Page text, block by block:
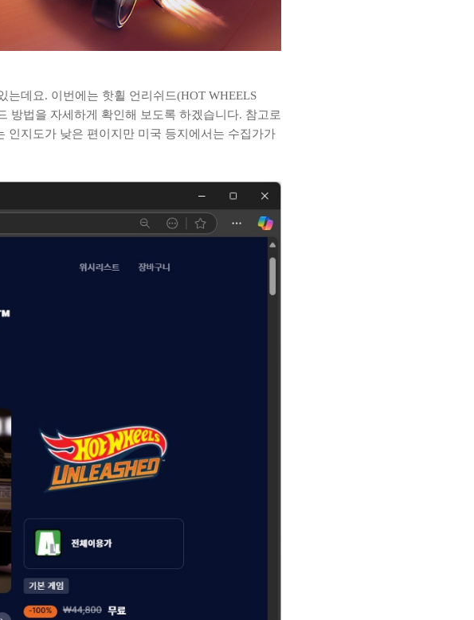
데요. 이번에는 핫휠 언리쉬드(HOT WHEELS
방법을 자세하게 확인해 보도록 하겠습니다. 참고로
인지도가 낮은 편이지만 미국 등지에서는 수집가가